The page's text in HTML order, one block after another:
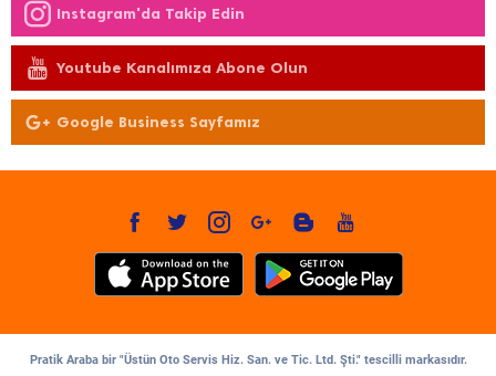
Instagram'da Takip Edin
Youtube Kanalımıza Abone Olun
Google Business Sayfamız
Pratik Araba bir "Üstün Oto Servis Hiz. San. ve Tic. Ltd. Şti." tescilli markasıdır.